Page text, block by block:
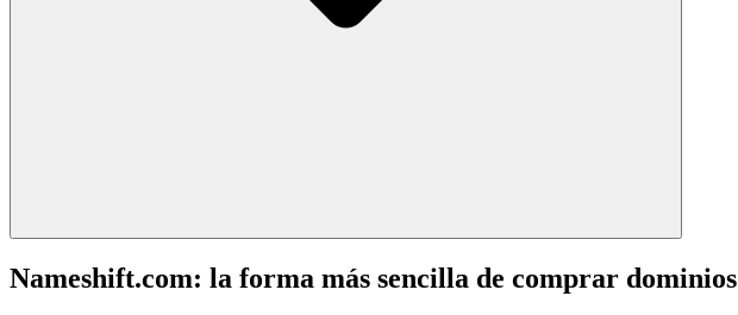
Nameshift.com: la forma más sencilla de comprar dominios